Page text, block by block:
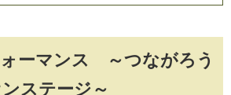
ーマンス ～つながろう
ステージ～